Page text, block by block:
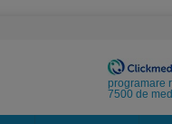
programare
7500 de